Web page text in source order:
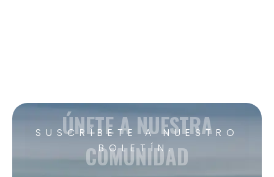
SUSCRÍBETE A NUESTRO
BOLETÍN.
ÚNETE A NUESTRA
COMUNIDAD